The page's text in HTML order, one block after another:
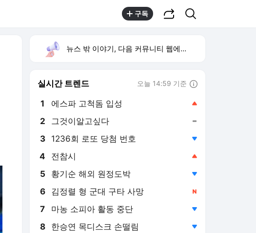
구독
뉴스 밖 이야기, 다음 커뮤니티 웹에서 보기
실시간 트렌드 오늘 14:59 기준
1 에스파 고척돔 입성
2 그것이알고싶다
3 1236회 로또 당첨 번호
4 전참시
5 황기순 해외 원정도박
6 김정렬 형 군대 구타 사망
7 마농 소피아 활동 중단
8 한승연 목디스크 손떨림